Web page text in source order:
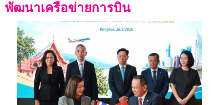
พัฒนาเครือข่ายการบิน